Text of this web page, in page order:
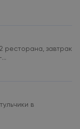
ресторана, завтрак
в